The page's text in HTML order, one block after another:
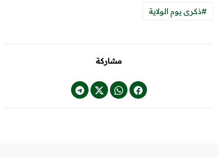
#ذكرى يوم الولاية
مشاركة